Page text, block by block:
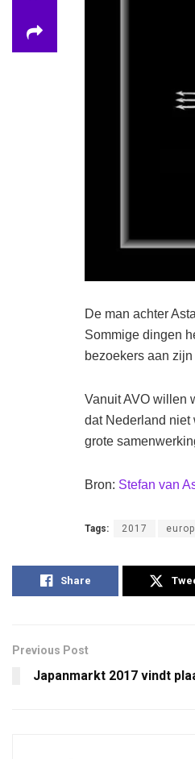
De man achter
Sommige dingen
bezoekers aan
Vanuit AVO willen
dat Nederland niet
grote
Bron: Stefan van
Tags: 2017
Share
Previous Post
Japanmarkt 2017 vindt